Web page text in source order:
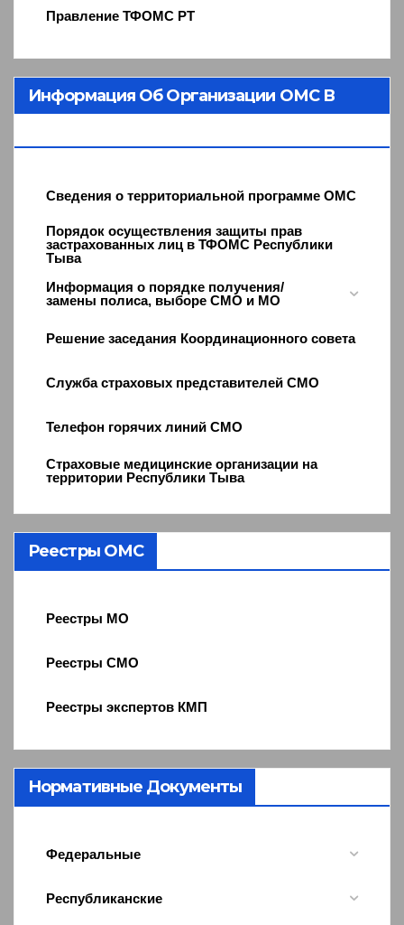
Правление ТФОМС РТ
Информация Об Организации ОМС В
Сведения о территориальной программе ОМС
Порядок осуществления защиты прав
застрахованных лиц в ТФОМС Республики
Тыва
Информация о порядке получения/
замены полиса, выборе СМО и МО
Решение заседания Координационного совета
Служба страховых представителей СМО
Телефон горячих линий СМО
Страховые медицинские организации на
территории Республики Тыва
Реестры ОМС
Реестры МО
Реестры СМО
Реестры экспертов КМП
Нормативные Документы
Федеральные
Республиканские